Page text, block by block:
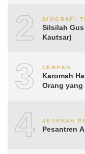
2 BIOGRAFI
Silsilah Gus
Kautsar)
3 CERPEN
Karomah
Orang
4 SEJARAH
Pesantren